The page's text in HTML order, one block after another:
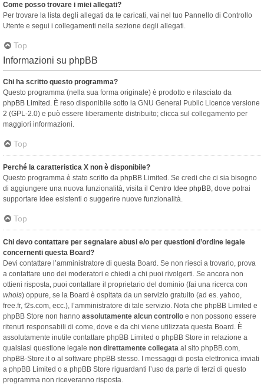
Come posso trovare i miei allegati?
Per trovare la lista degli allegati da te caricati, vai nel tuo Pannello di Controllo
Utente e segui i collegamenti nella sezione degli allegati.
Top
Informazioni su phpBB
Chi ha scritto questo programma?
Questo programma (nella sua forma originale) è prodotto e rilasciato da
phpBB Limited . È reso disponibile sotto la GNU General Public Licence versione
2 (GPL-2.0) e può essere liberamente distribuito; clicca sul collegamento per
maggiori informazioni.
Top
Perché la caratteristica X non è disponibile?
Questo programma è stato scritto da phpBB Limited. Se credi che ci sia bisogno
di aggiungere una nuova funzionalità, visita il Centro Idee phpBB, dove potrai
supportare idee esistenti o suggerire nuove funzionalità.
Top
Chi devo contattare per segnalare abusi e/o per questioni d’ordine legale
concernenti questa Board?
Devi contattare l’amministratore di questa Board. Se non riesci a trovarlo, prova
a contattare uno dei moderatori e chiedi a chi puoi rivolgerti. Se ancora non
ottieni risposta, puoi contattare il proprietario del dominio (fai una ricerca con
whois) oppure, se la Board è ospitata da un servizio gratuito (ad es. yahoo,
free.fr, f2s.com, ecc.), l’amministratore di tale servizio. Nota che phpBB Limited e
phpBB Store non hanno assolutamente alcun controllo e non possono essere
ritenuti responsabili di come, dove e da chi viene utilizzata questa Board. È
assolutamente inutile contattare phpBB Limited o phpBB Store in relazione a
qualsiasi questione legale non direttamente collegata al sito phpBB.com,
phpBB-Store.it o al software phpBB stesso. I messaggi di posta elettronica inviati
a phpBB Limited o a phpBB Store riguardanti l’uso da parte di terzi di questo
programma non riceveranno risposta.